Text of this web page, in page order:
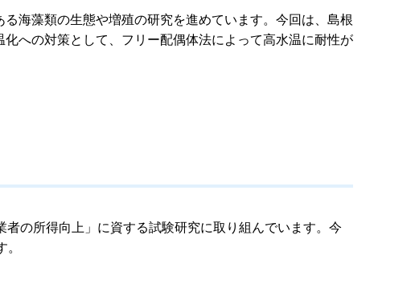
海藻類の生態や増殖の研究を進めています。今回は、島根
への対策として、フリー配偶体法によって高水温に耐性が
の所得向上」に資する試験研究に取り組んでいます。今